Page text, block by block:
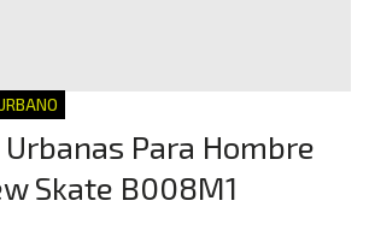
Para Hombre
Skate B008M1